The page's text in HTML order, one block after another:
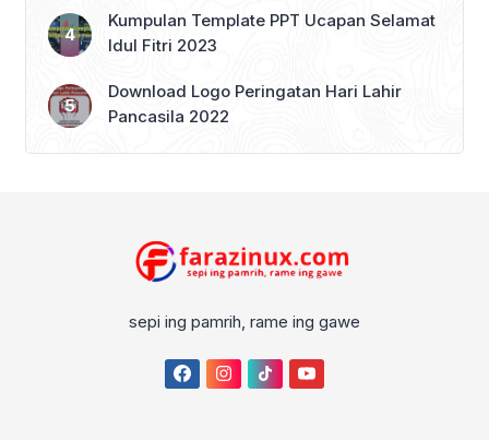
Kumpulan Template PPT Ucapan Selamat
Idul Fitri 2023
Download Logo Peringatan Hari Lahir
Pancasila 2022
sepi ing pamrih, rame ing gawe